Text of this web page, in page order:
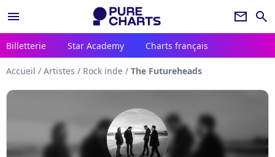
menu newsletter search
Billetterie Star Academy Charts français
Accueil / Artistes / Rock inde / The Futureheads